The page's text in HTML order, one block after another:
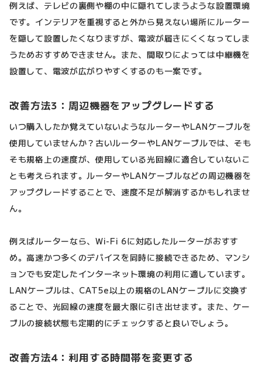
例えば、テレビの裏側や棚の中に隠れてしまうような設置環境
です。インテリアを重視すると外から見えない場所にルーター
を隠して設置したくなりますが、電波が届きにくくなってしま
うためおすすめできません。また、間取りによっては中継機を
設置して、電波が広がりやすくするのも一案です。
改善方法3：周辺機器をアップグレードする
いつ購入したか覚えていないようなルーターやLANケーブルを
使用していませんか？古いルーターやLANケーブルでは、そも
そも規格上の速度が、使用している光回線に適合していないこ
とも考えられます。ルーターやLANケーブルなどの周辺機器を
アップグレードすることで、速度不足が解消するかもしれませ
ん。
例えばルーターなら、Wi-Fi 6に対応したルーターがおすす
め。高速かつ多くのデバイスを同時に接続できるため、マンシ
ョンでも安定したインターネット環境の利用に適しています。
LANケーブルは、CAT5e以上の規格のLANケーブルに交換す
ることで、光回線の速度を最大限に引き出せます。また、ケー
ブルの接続状態も定期的にチェックすると良いでしょう。
改善方法4：利用する時間帯を変更する